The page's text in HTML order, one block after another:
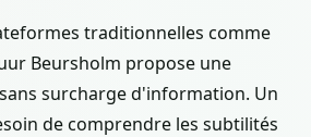
traditionnelles comme
Beursholm propose une
surcharge d'information. Un
de comprendre les subtilités